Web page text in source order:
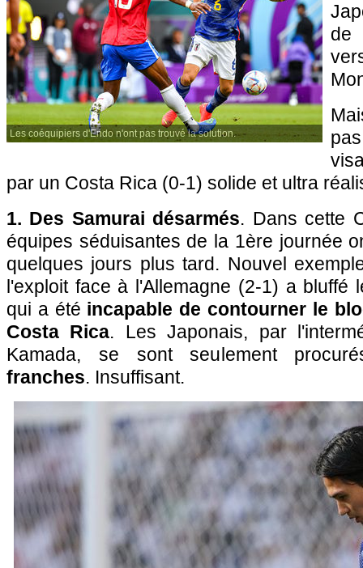
Les coéquipiers d'Endo n'ont pas trouvé la solution.
de
par un Costa Rica (0-1) solide et ultra
1. Des Samurai désarmés. Dans cette
équipes séduisantes de la 1ère journée
quelques jours plus tard. Nouvel
l'exploit face à l'Allemagne (2-1) a bluffé
qui a été incapable de contourner le
Costa Rica. Les Japonais, par
Kamada, se sont seulement
franches. Insuffisant.